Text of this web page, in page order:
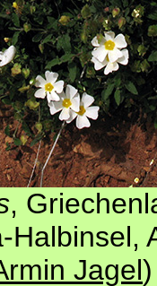
,
Halbinsel,
Jagel)